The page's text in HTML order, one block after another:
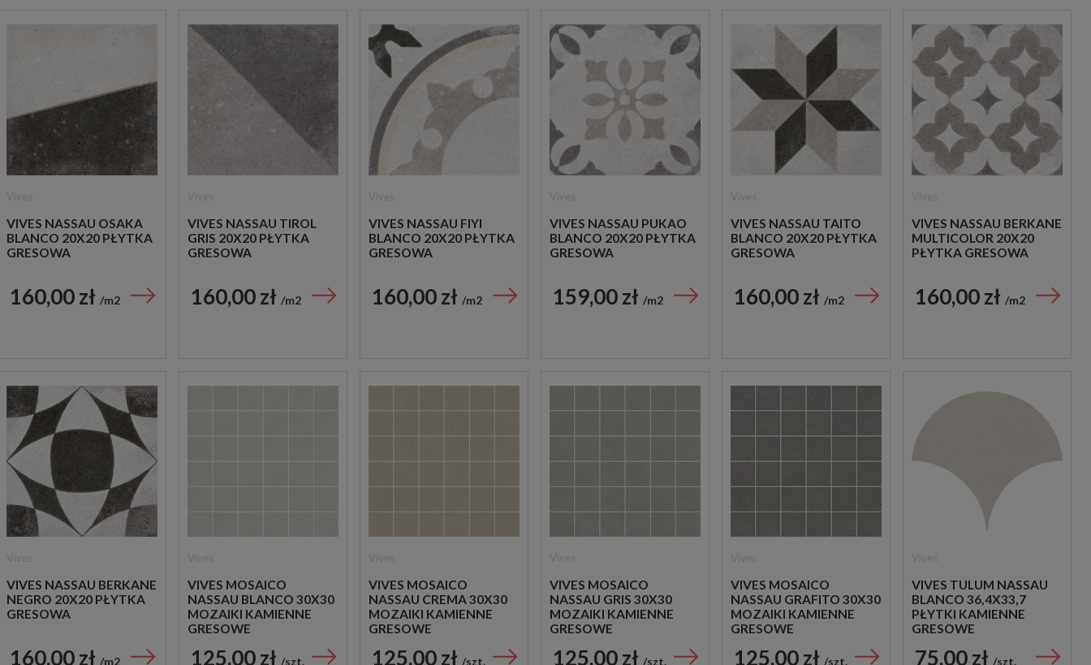
VIVES NASSAU OSAKA
BLANCO 20X20 PŁYTKA
GRESOWA
160,00 zł m2
VIVES NASSAU TIROL
GRIS 20X20 PŁYTKA
GRESOWA
160,00 zł m2
VIVES NASSAU FIYI
BLANCO 20X20 PŁYTKA
GRESOWA
160,00 zł m2
VIVES NASSAU PUKAO
BLANCO 20X20 PŁYTKA
GRESOWA
159,00 zł m2
VIVES NASSAU TAITO
BLANCO 20X20 PŁYTKA
GRESOWA
160,00 zł m2
VIVES NASSAU BERKANE
MULTICOLOR 20X20
PŁYTKA GRESOWA
160,00 zł m2
VIVES NASSAU BERKANE
NEGRO 20X20 PŁYTKA
GRESOWA
160,00 zł m2
VIVES MOSAICO
NASSAU BLANCO 30X30
MOZAIKI KAMIENNE
GRESOWE
125,00 zł szt.
VIVES MOSAICO
NASSAU CREMA 30X30
MOZAIKI KAMIENNE
GRESOWE
125,00 zł szt.
VIVES MOSAICO
NASSAU GRIS 30X30
MOZAIKI KAMIENNE
GRESOWE
125,00 zł szt.
VIVES MOSAICO
NASSAU GRAFITO 30X30
MOZAIKI KAMIENNE
GRESOWE
125,00 zł szt.
VIVES TULUM NASSAU
BLANCO 36,4X33,7
PŁYTKI KAMIENNE
GRESOWE
75,00 zł szt.